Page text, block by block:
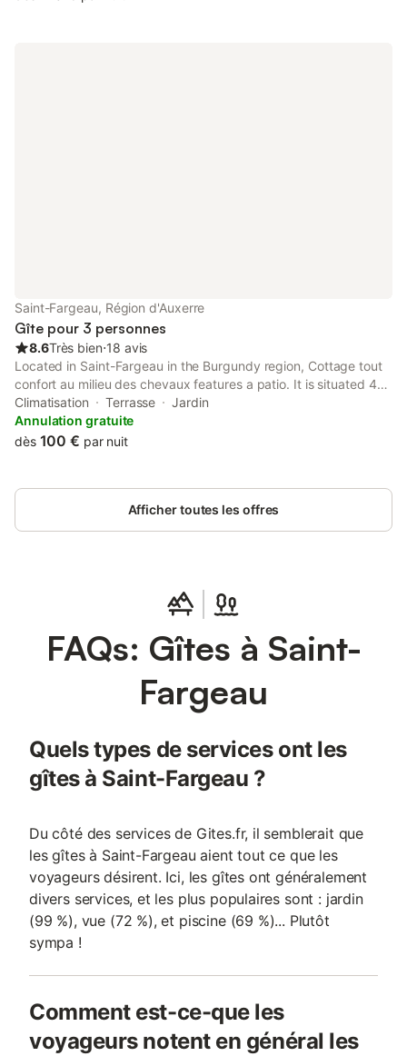
Saint-Fargeau, Région d'Auxerre
Gîte pour 3 personnes
8.6Très bien⋅18 avis
Located in Saint-Fargeau in the Burgundy region, Cottage tout
confort au milieu des chevaux features a patio. It is situated 43
km from Chateau de Gien and offers a shared kitchen. The
property is non-smoking and is set 43 km from Auxerre Clock...
Climatisation Terrasse
Jardin
Annulation gratuite
dès 100 € par nuit
Afficher toutes les offres
FAQs: Gîtes à Saint-
Fargeau
Quels types de services ont les
gîtes à Saint-Fargeau ?
Du côté des services de Gites.fr, il semblerait que
les gîtes à Saint-Fargeau aient tout ce que les
voyageurs désirent. Ici, les gîtes ont généralement
divers services, et les plus populaires sont : jardin
(99 %), vue (72 %), et piscine (69 %)... Plutôt
sympa !
Comment est-ce-que les
voyageurs notent en général les